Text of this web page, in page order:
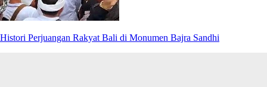
Histori Perjuangan Rakyat Bali di Monumen Bajra Sandhi